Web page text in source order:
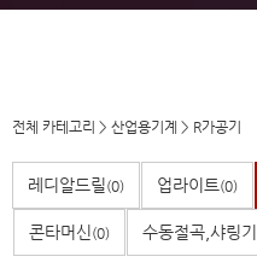
전체 카테고리 > 산업용기계 > R가공기
레디알드릴(0) 업라이트 (0)
콘타머신 (0) 수동절곡,샤링기